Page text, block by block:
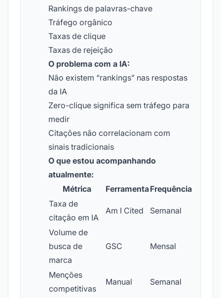
Rankings de palavras-chave
Tráfego orgânico
Taxas de clique
Taxas de rejeição
O problema com a IA:
Não existem “rankings” nas respostas
da IA
Zero-clique significa sem tráfego para
medir
Citações não correlacionam com
sinais tradicionais
O que estou acompanhando
atualmente:
Métrica
FerramentaFrequência
Taxa de
citação em IA
Am I Cited Semanal
Volume de
busca de
marca
GSC Mensal
Menções
competitivas
Manual Semanal